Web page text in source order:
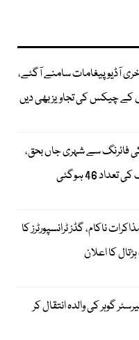
آڈیو پیغامات سامنے آگئے،
کے چیکس کی تجاویز بھی دیں
فائرنگ سے شہری جاں بحق،
46 ہوگئی
ناکام، گڈز ٹرانسپورٹرز کا
کا اعلان
گوہر کی والدہ انتقال کر